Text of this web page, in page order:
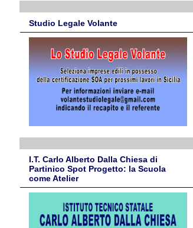
Studio Legale Volante
I.T. Carlo Alberto Dalla Chiesa di
Partinico Spot Progetto: la Scuola
come Atelier